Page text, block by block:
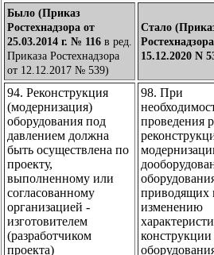
Было (Приказ
Ростехнадзора от
25.03.2014 г. № 116 в ред.
Приказа Ростехнадзора
от 12.12.2017 № 539)
Стало
15.12.2020 N
94. Реконструкция
(модернизация)
оборудования под
давлением должна
быть осуществлена по
проекту,
выполненному или
согласованному
организацией -
изготовителем
(разработчиком
проекта)
98. При
проведения
приводящих
изменению
конструкции